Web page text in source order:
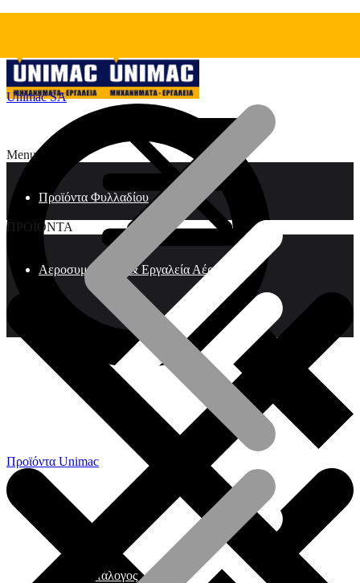
Menu
Προϊόντα Φυλλαδίου
Γενικός Κατάλογος
ΠΡΟΪΟΝΤΑ
Αεροσυμπιεστές & Εργαλεία Αέρος
Unimac SA
Προϊόντα Unimac